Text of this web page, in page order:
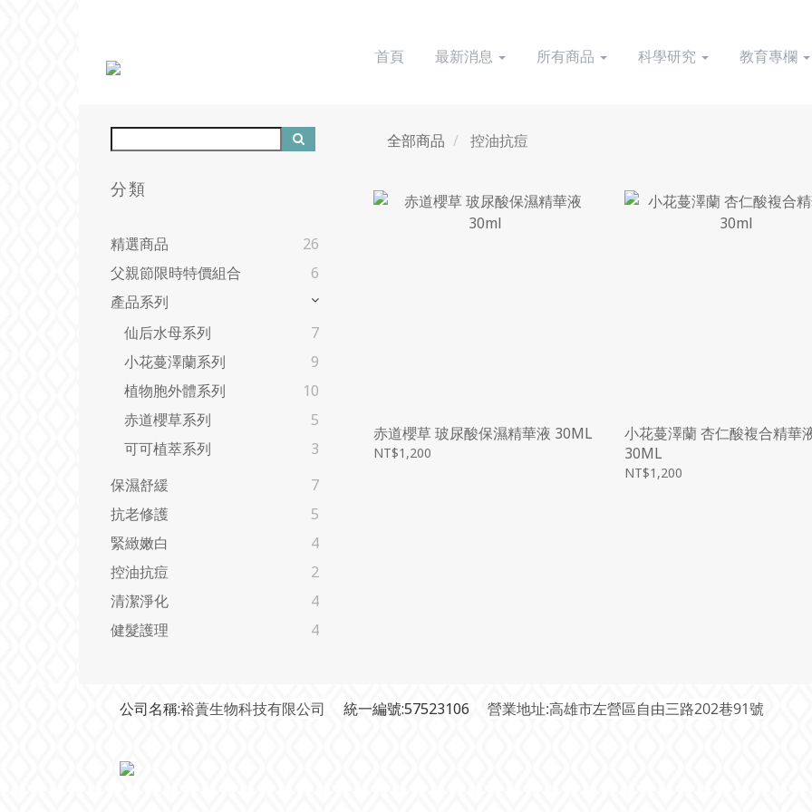
首頁 最新消息 所有商品 科學研究 教育專欄
分類
精選商品
26
父親節限時特價組合
6
產品系列
仙后水母系列
7
小花蔓澤蘭系列
9
植物胞外體系列
10
赤道櫻草系列
5
可可植萃系列
3
保濕舒緩
7
抗老修護
5
緊緻嫩白
4
控油抗痘
2
清潔淨化
4
健髮護理
4
全部商品 控油抗痘
赤道櫻草 玻尿酸保濕精華液 30ML
NT$1,200
小花蔓澤蘭 杏仁酸複合精華
30ML
NT$1,200
公司名稱:裕蕢生物科技有限公司 統一編號:57523106 營業地址:高雄市左營區自由三路202巷91號